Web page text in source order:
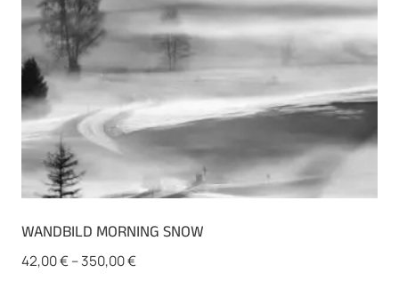
der
gewählt
WANDBILD MORNING SNOW
42,00€–350,00€